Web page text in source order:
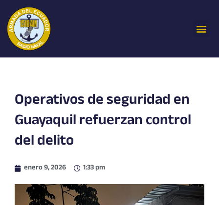
contenido
Operativos de seguridad en
Guayaquil refuerzan control
del delito
enero 9, 2026 1:33 pm